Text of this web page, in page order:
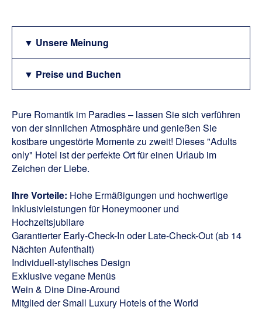
▼ Unsere Meinung
▼ Preise und Buchen
Pure Romantik im Paradies – lassen Sie sich verführen
von der sinnlichen Atmosphäre und genießen Sie
kostbare ungestörte Momente zu zweit! Dieses "Adults
only" Hotel ist der perfekte Ort für einen Urlaub im
Zeichen der Liebe.
Ihre Vorteile: Hohe Ermäßigungen und hochwertige
Inklusivleistungen für Honeymooner und
Hochzeitsjubilare
Garantierter Early-Check-In oder Late-Check-Out (ab 14
Nächten Aufenthalt)
Individuell-stylisches Design
Exklusive vegane Menüs
Wein & Dine Dine-Around
Mitglied der Small Luxury Hotels of the World